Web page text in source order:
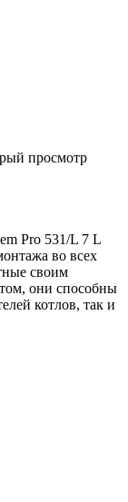
просмотр
Pro 531/L 7 L
во всех
своим
они способны
котлов, так и